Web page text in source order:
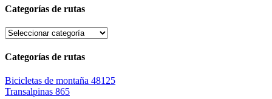
Categorías de rutas
Categorías de rutas
Bicicletas de montaña 48125
Transalpinas 865